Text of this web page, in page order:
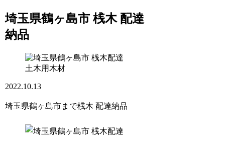
埼玉県鶴ヶ島市 桟木 配達
納品
土木用木材
2022.10.13
埼玉県鶴ヶ島市まで桟木 配達納品